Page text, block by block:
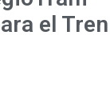
el Tren